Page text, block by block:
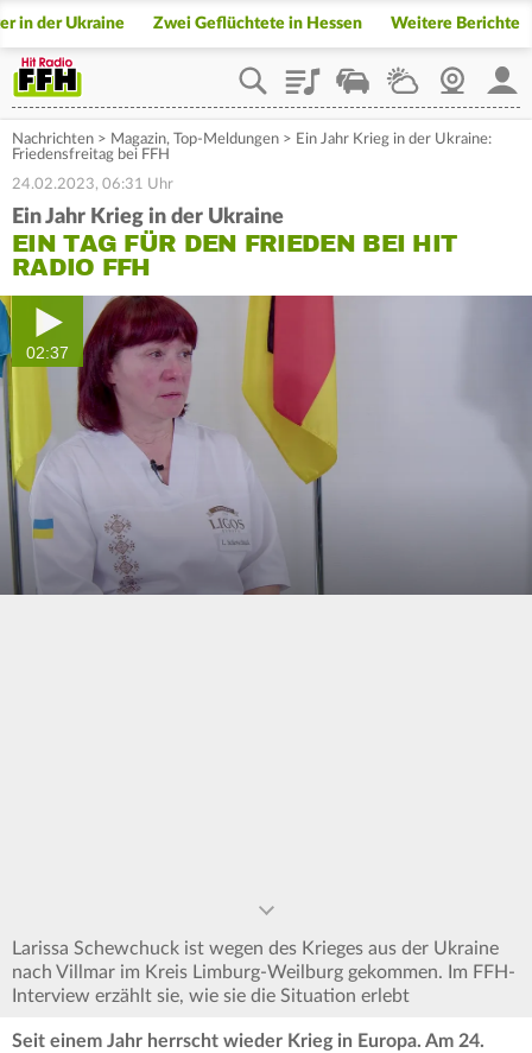
in der Ukraine Zwei Geflüchtete in Hessen Weitere Berichte
PlaylistStaupilotWetterWebcam
Nachrichten > Magazin, Top-Meldungen > Ein Jahr Krieg in der Ukraine:
Friedensfreitag bei FFH
24.02.2023, 06:31 Uhr
Ein Jahr Krieg in der Ukraine
EIN TAG FÜR DEN FRIEDEN BEI HIT
RADIO FFH
02:37
Larissa Schewchuck ist wegen des Krieges aus der Ukraine
nach Villmar im Kreis Limburg-Weilburg gekommen. Im FFH-
Interview erzählt sie, wie sie die Situation erlebt
Seit einem Jahr herrscht wieder Krieg in Europa. Am 24.